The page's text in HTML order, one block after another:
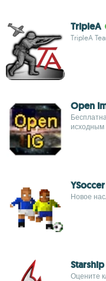
TripleA
TripleA
Open
исходным
YSoccer
Новое
Starship
Оцените